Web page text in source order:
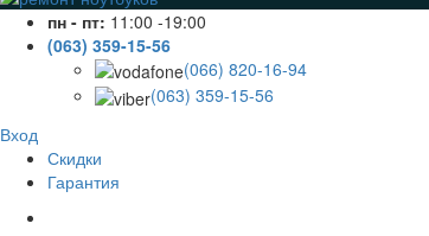
пн - пт: 11:00 -19:00
(063) 359-15-56
(066) 820-16-94
(063) 359-15-56
Вход
Скидки
Гарантия